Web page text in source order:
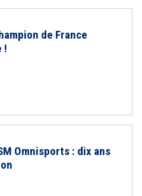
de France
!
Omnisports : dix ans